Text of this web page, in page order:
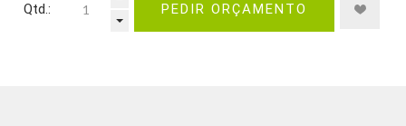
Qtd.: PEDIR ORÇAMENTO